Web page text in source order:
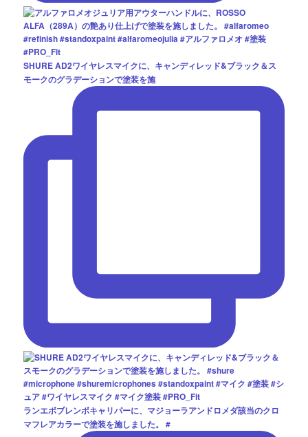
SHURE AD2ワイヤレスマイクに、キャンディレッド&ブラック＆ス
モークのグラデーションで塗装を施
ランエボブレンボキャリパーに、マジョーラアンドロメダ該当のクロ
マフレアカラーで塗装を施しました。 #